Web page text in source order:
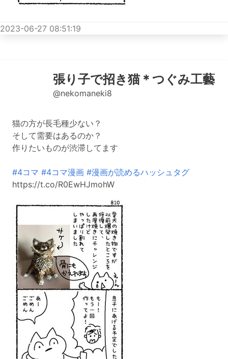
2023-06-27 08:51:19
張り子で招き猫＊つぐみ工藝
@nekomaneki8
猫の方が長毛種少ない？
そして需要はあるのか？
作りたいものが渋滞してます
#4コマ #4コマ漫画 #漫画が読めるハッシュタグ
https://t.co/R0EwHJmohW